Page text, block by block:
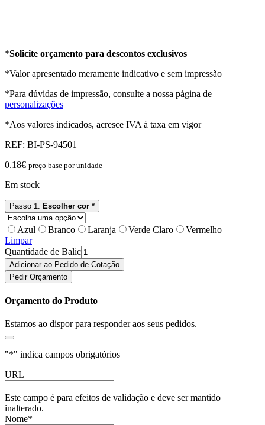
*Solicite orçamento para descontos exclusivos
*Valor apresentado meramente indicativo e sem impressão
*Para dúvidas de impressão, consulte a nossa página de
personalizações
*Aos valores indicados, acresce IVA à taxa em vigor
REF: BI-PS-94501
0.18€ preço base por unidade
Em stock
Passo 1: Escolher cor *
Azul Branco Laranja Verde Claro
Vermelho
Limpar
Quantidade de Balic
Adicionar ao Pedido de Cotação
Pedir Orçamento
Orçamento do Produto
Estamos ao dispor para responder aos seus pedidos.
"*" indica campos obrigatórios
URL
Este campo é para efeitos de validação e deve ser mantido
inalterado.
Nome*